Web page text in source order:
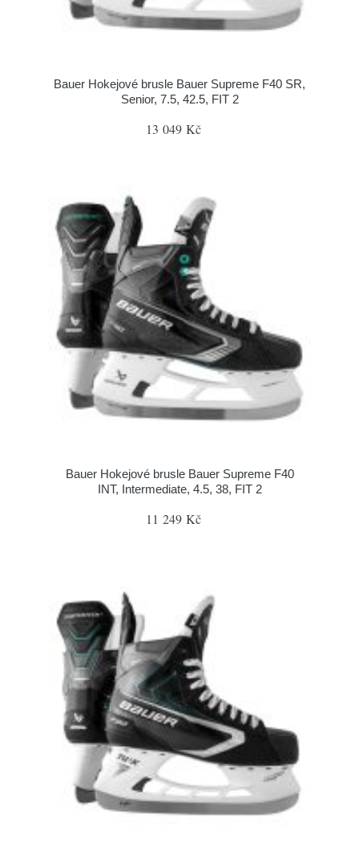
Bauer Hokejové brusle Bauer Supreme F40 SR,
Senior, 7.5, 42.5, FIT 2
13 049 Kč
Bauer Hokejové brusle Bauer Supreme F40
INT, Intermediate, 4.5, 38, FIT 2
11 249 Kč